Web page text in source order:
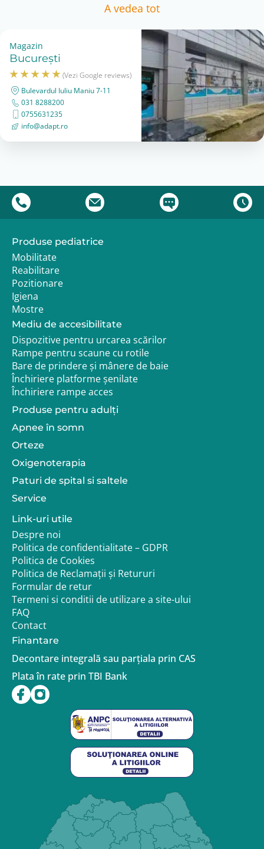
A vedea tot
Magazin
București
(Vezi Google reviews)
Bulevardul Iuliu Maniu 7-11
031 8288200
0755631235
info@adapt.ro
Produse pediatrice
Mobilitate
Reabilitare
Pozitionare
Igiena
Mostre
Mediu de accesibilitate
Dispozitive pentru urcarea scărilor
Rampe pentru scaune cu rotile
Bare de prindere și mânere de baie
Închiriere platforme șenilate
Închiriere rampe acces
Produse pentru adulţi
Apnee în somn
Orteze
Oxigenoterapia
Paturi de spital si saltele
Service
Link-uri utile
Despre noi
Politica de confidentialitate – GDPR
Politica de Cookies
Politica de Reclamații și Retururi
Formular de retur
Termeni si conditii de utilizare a site-ului
FAQ
Contact
Finantare
Decontare integrală sau parțiala prin CAS
Plata în rate prin TBI Bank